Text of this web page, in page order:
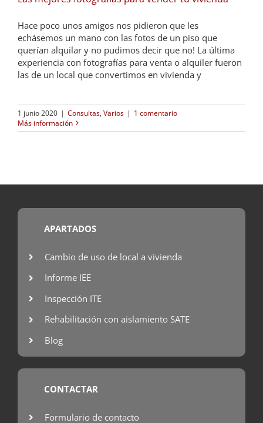
Hace poco unos amigos nos pidieron que les
echásemos un mano con las fotos de un piso que
querían alquilar y no pudimos decir que no! La última
experiencia con fotografías para venta o alquiler fueron
las de un local que convertimos en vivienda y
1 junio 2020 | Consultas, Varios | 1 comentario
Más información
APARTADOS
Cambio de uso de local a vivienda
Informe IEE
Inspección ITE
Rehabilitación con aislamiento SATE
Blog
CONTACTAR
Formulario de contacto